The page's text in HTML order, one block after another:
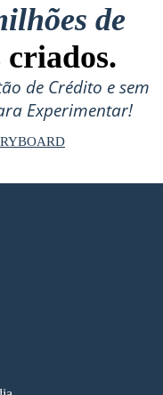
de
de Crédito e sem
Experimentar!